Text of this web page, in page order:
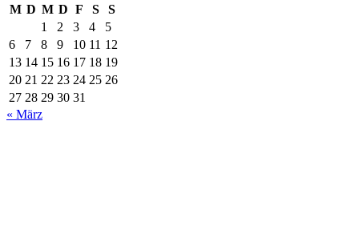
M D M D F S
S
1
2 3 4
5
6
7 8 9 10 11 12
13 14 15 16 17 18 19
20 21 22 23 24 25 26
27 28 29 30 31
« März